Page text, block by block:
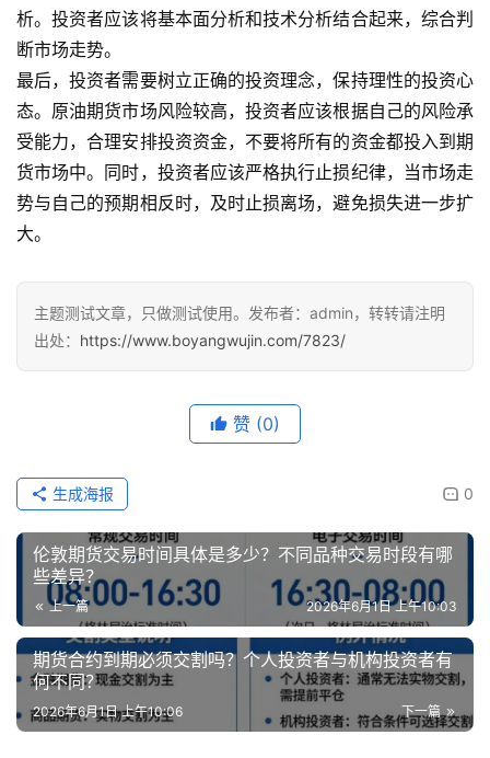
析。投资者应该将基本面分析和技术分析结合起来，综合判
断市场走势。
最后，投资者需要树立正确的投资理念，保持理性的投资心
态。原油期货市场风险较高，投资者应该根据自己的风险承
受能力，合理安排投资资金，不要将所有的资金都投入到期
货市场中。同时，投资者应该严格执行止损纪律，当市场走
势与自己的预期相反时，及时止损离场，避免损失进一步扩
大。
主题测试文章，只做测试使用。发布者：admin，转转请注明
出处： https://www.boyangwujin.com/7823/
赞 (0)
0
生成海报
伦敦期货交易时间具体是多少？不同品种交易时段有哪
些差异？
上一篇 2026年6月1日 上午10:03
期货合约到期必须交割吗？个人投资者与机构投资者有
何不同？
下一篇
2026年6月1日 上午10:06